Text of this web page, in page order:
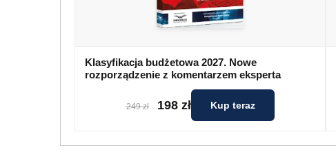
Klasyfikacja budżetowa 2027. Nowe
rozporządzenie z komentarzem eksperta
249 zł 198 zł Kup teraz